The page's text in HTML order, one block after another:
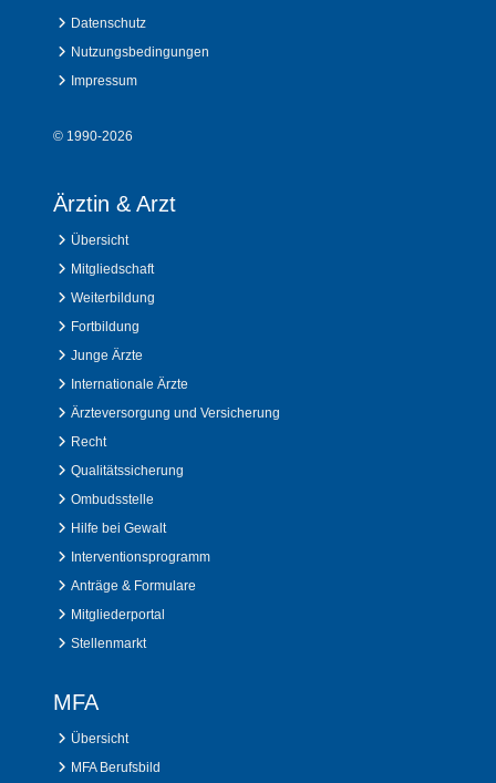
Datenschutz
Nutzungsbedingungen
Impressum
© 1990-2026
Ärztin & Arzt
Übersicht
Mitgliedschaft
Weiterbildung
Fortbildung
Junge Ärzte
Internationale Ärzte
Ärzteversorgung und Versicherung
Recht
Qualitätssicherung
Ombudsstelle
Hilfe bei Gewalt
Interventionsprogramm
Anträge & Formulare
Mitgliederportal
Stellenmarkt
MFA
Übersicht
MFA Berufsbild